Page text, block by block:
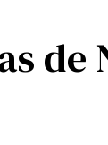
de